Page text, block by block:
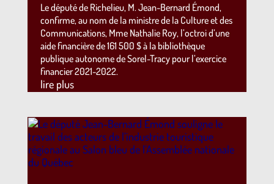
Le député de Richelieu, M. Jean-Bernard Émond,
confirme, au nom de la ministre de la Culture et des
Communications, Mme Nathalie Roy, l’octroi d’une
aide financière de 161 500 $ à la bibliothèque
publique autonome de Sorel-Tracy pour l’exercice
financier 2021-2022.
lire plus